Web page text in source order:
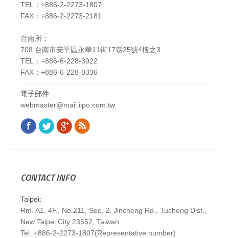
TEL：+886-2-2273-1807
FAX：+886-2-2273-2181
台南所：
708 台南市安平區永華11街17巷25號4樓之3
TEL：+886-6-228-3922
FAX：+886-6-228-0336
電子郵件
webmaster@mail.iipo.com.tw
Find us on:
Facebook
TwitterGoogle+
Rss
CONTACT INFO
Taipei:
Rm. A1, 4F., No.211, Sec. 2, Jincheng Rd., Tucheng Dist.,
New Taipei City 23652, Taiwan
Tel: +886-2-2273-1807(Representative number)